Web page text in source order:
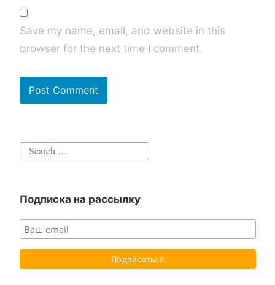
Save my name, email, and website in this
browser for the next time I comment.
Search
Подписка на рассылку